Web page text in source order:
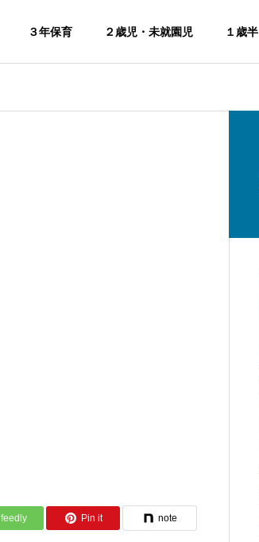
３年保育 ２歳児・未就園児 １歳半
feedly Pin it note